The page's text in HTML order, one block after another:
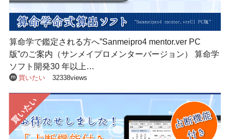
算命学で鑑定される方へ”Sanmeipro4 mentor.ver PC
版”のご案内（サンメイプロメンターバージョン） 算命学
ソフト開発30 年以上…
買いたい 32338views